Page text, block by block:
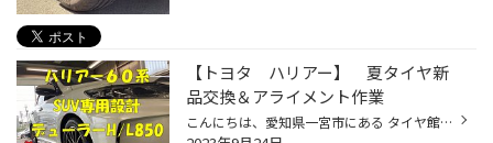
【トヨタ ハリアー】 夏タイヤ新
品交換＆アライメント作業
こんにちは、愛知県一宮市にある タイヤ館一宮バイパス店です。 一宮市内だけでなく、 江南市・北名古屋市・岩倉市・羽島市などからも ご来店いただきまして、ありがとうございます！ 【タイヤ館一宮アクセスMAP】↓ https://www.taiyakan.co.jp/shop/ichinomiya-b/about/access/ トヨタ ハリアー ...